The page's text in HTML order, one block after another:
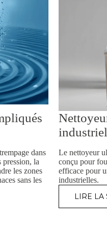
dans
pression, la
les zones
sans les
Le nettoyeur
conçu pour
efficace pour
industrielles.
LIRE LA